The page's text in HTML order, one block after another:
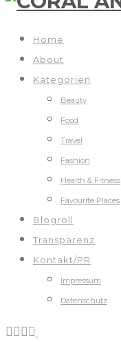
Home
About
Kategorien
Beauty
Food
Travel
Fashion
Health & Fitness
Favourite Places
Blogroll
Transparenz
Kontakt/PR
Impressum
Datenschutz